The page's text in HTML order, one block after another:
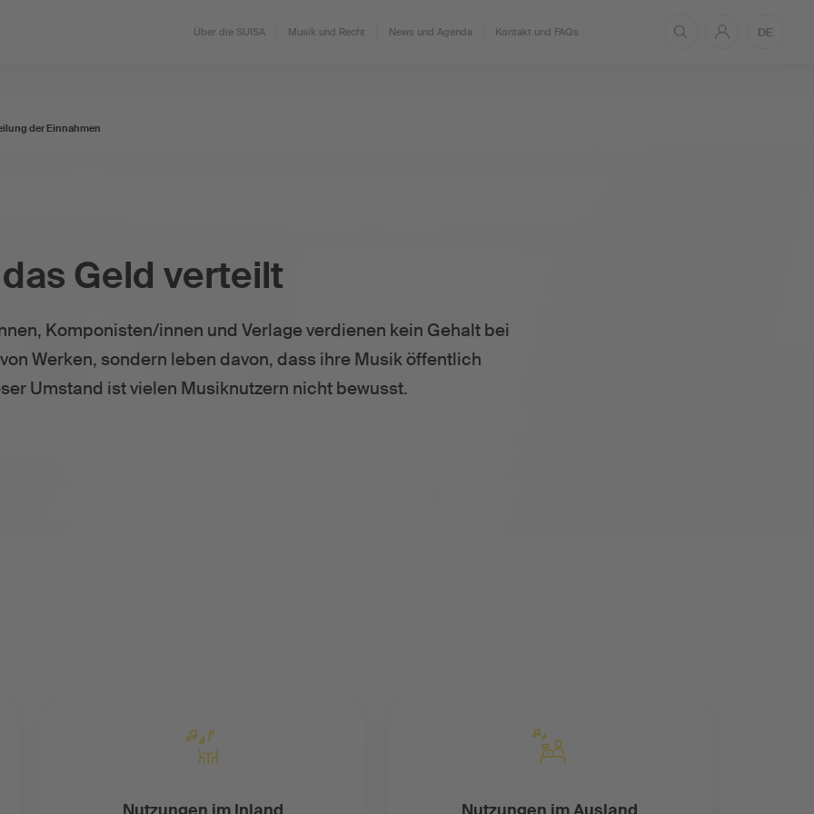
Über die SUISA Musik und Recht News und Agenda Kontakt und FAQs DE
Geld verteilt
Komponisten/innen und Verlage verdienen kein Gehalt bei
Werken, sondern leben davon, dass ihre Musik öffentlich
Umstand ist vielen Musiknutzern nicht bewusst.
der Einnahmen